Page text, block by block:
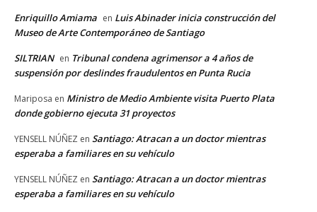
Enriquillo Amiama en Luis Abinader inicia construcción del
Museo de Arte Contemporáneo de Santiago
SILTRIAN en Tribunal condena agrimensor a 4 años de
suspensión por deslindes fraudulentos en Punta Rucia
Mariposa en Ministro de Medio Ambiente visita Puerto Plata
donde gobierno ejecuta 31 proyectos
YENSELL NÚÑEZ en Santiago: Atracan a un doctor mientras
esperaba a familiares en su vehículo
YENSELL NÚÑEZ en Santiago: Atracan a un doctor mientras
esperaba a familiares en su vehículo